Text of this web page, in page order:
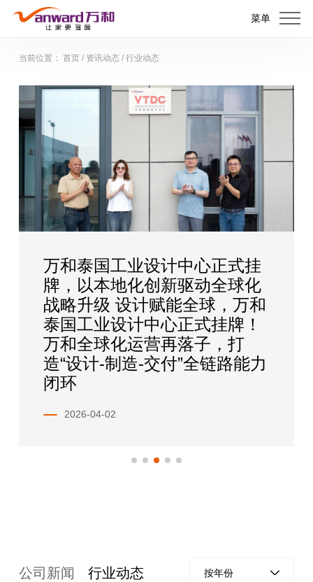
菜单
当前位置： 首页/ 资讯动态 / 行业动态
万和泰国工业设计中心正式挂
牌，以本地化创新驱动全球化
战略升级 设计赋能全球，万和
泰国工业设计中心正式挂牌！
万和全球化运营再落子，打
造“设计-制造-交付”全链路能力
闭环
2026-04-02
公司新闻 行业动态 按年份